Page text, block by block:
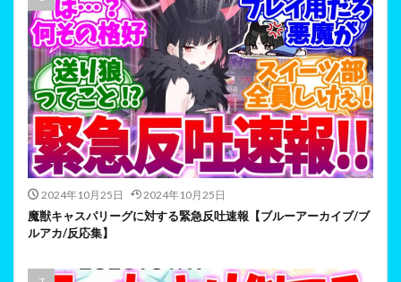
2024年10月25日 2024年10月25日
魔獣キャスパリーグに対する緊急反吐速報【ブルーアーカイブ/ブ
ルアカ/反応集】